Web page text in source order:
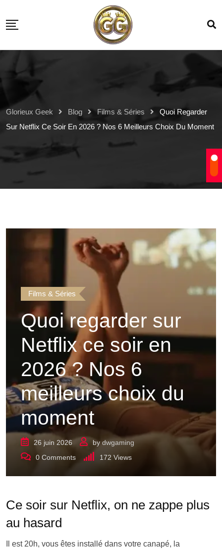
Glorieux Geek Blog Films & Séries
Quoi Regarder
Sur Netflix Ce Soir En 2026 ? Nos 6 Meilleurs Choix Du Moment
Films & Séries
Quoi regarder sur
Netflix ce soir en
2026 ? Nos 6
meilleurs choix du
moment
26 juin 2026 bydwgaming
0 Comments 172 Views
Ce soir sur Netflix, on ne zappe plus
au hasard
Il est 20h, vous êtes installé dans votre canapé, la